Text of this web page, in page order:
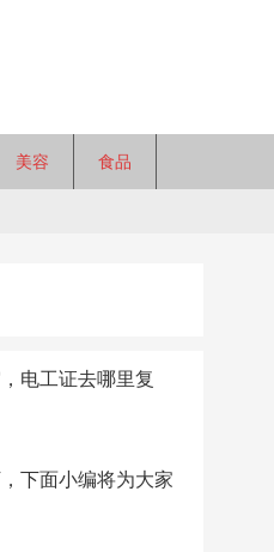
美容 食品
电工证去哪里复
下面小编将为大家